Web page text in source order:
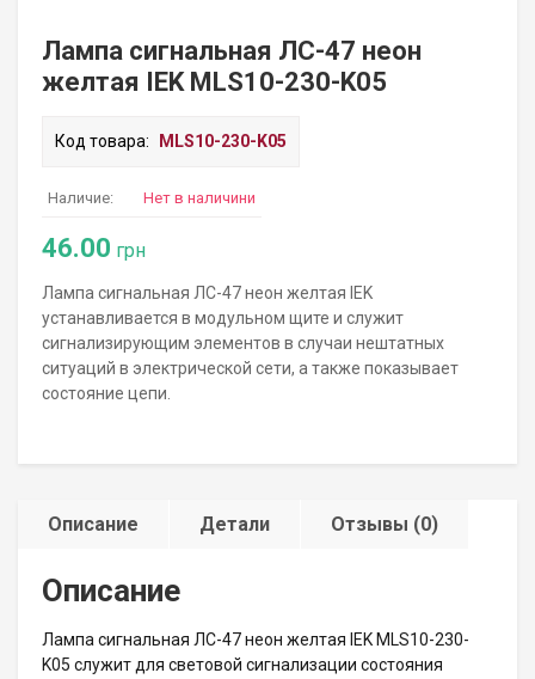
Лампа сигнальная ЛС-47 неон
желтая IEK MLS10-230-K05
Код товара: MLS10-230-K05
Наличие: Нет в наличини
46.00 грн
Лампа сигнальная ЛС-47 неон желтая IEK
устанавливается в модульном щите и служит
сигнализирующим элементов в случаи нештатных
ситуаций в электрической сети, а также показывает
состояние цепи.
Описание Детали Отзывы (0)
Описание
Лампа сигнальная ЛС-47 неон желтая IEK MLS10-230-
K05 служит для световой сигнализации состояния